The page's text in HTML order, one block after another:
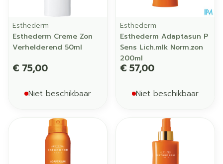
Esthederm
Esthederm Creme Zon
Verhelderend 50ml
€ 75,00
Niet beschikbaar
Esthederm
Esthederm Adaptasun P
Sens Lich.mlk Norm.zon
200ml
€ 57,00
Niet beschikbaar